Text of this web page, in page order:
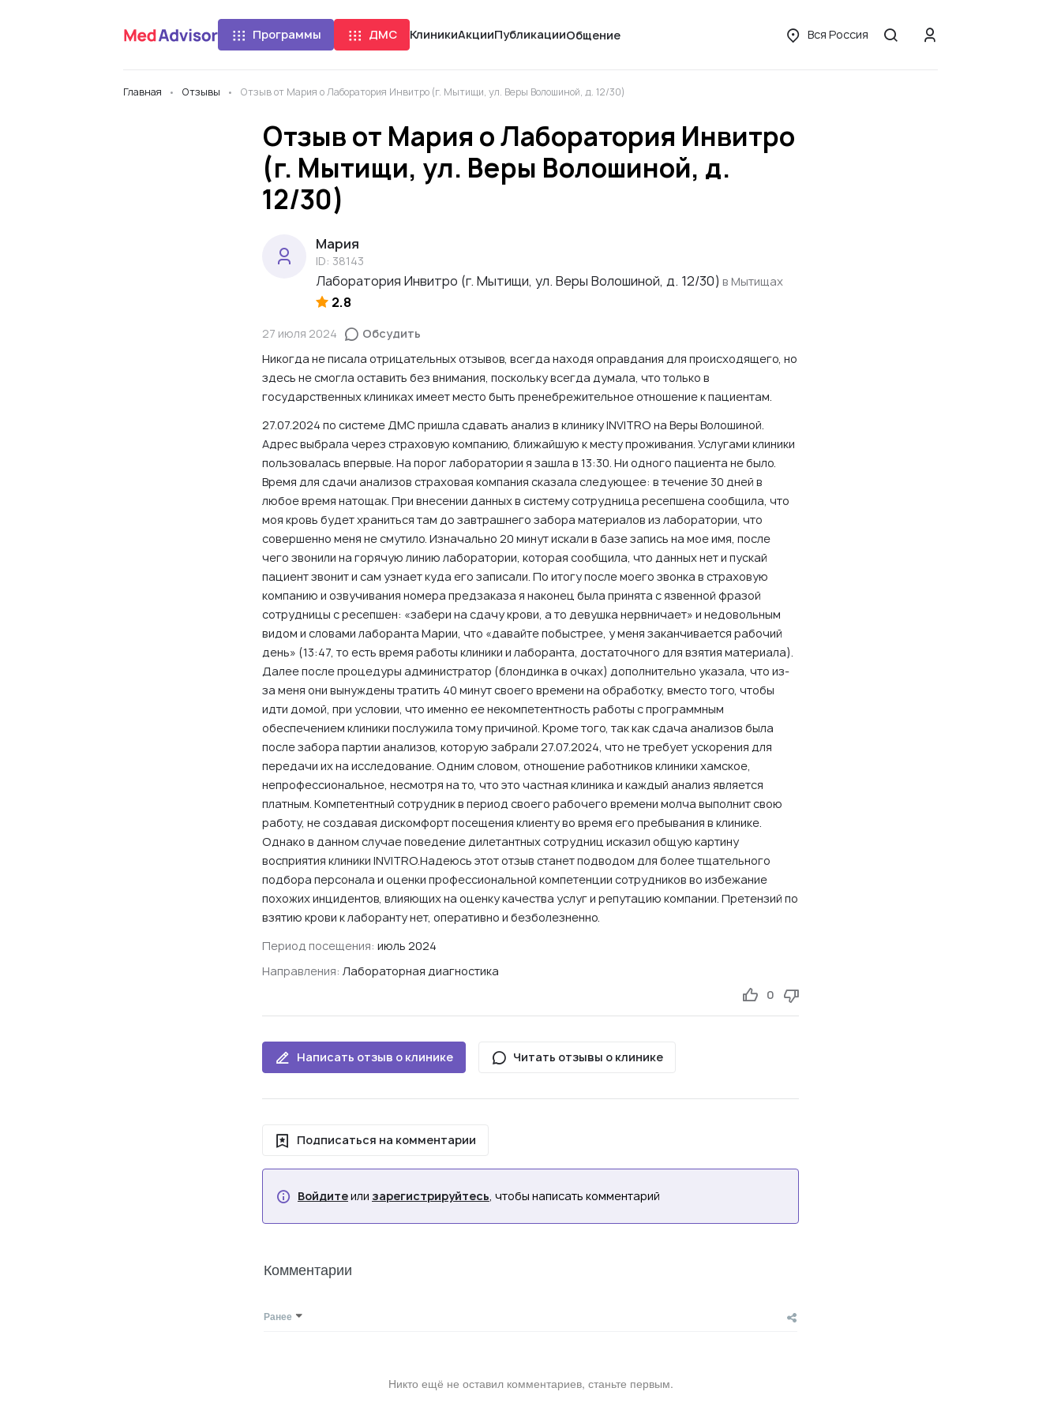
Программы ДМС КлиникиАкцииПубликацииОбщение Вся Россия
Главная Отзывы Отзыв от Мария о Лаборатория Инвитро (г. Мытищи, ул. Веры Волошиной, д. 12/30)
Отзыв от Мария о Лаборатория Инвитро
(г. Мытищи, ул. Веры Волошиной, д.
12/30)
Мария
ID: 38143
Лаборатория Инвитро (г. Мытищи, ул. Веры Волошиной, д. 12/30) в Мытищах
2.8
27 июля 2024
Обсудить
Никогда не писала отрицательных отзывов, всегда находя оправдания для происходящего, но
здесь не смогла оставить без внимания, поскольку всегда думала, что только в
государственных клиниках имеет место быть пренебрежительное отношение к пациентам.
27.07.2024 по системе ДМС пришла сдавать анализ в клинику INVITRO на Веры Волошиной.
Адрес выбрала через страховую компанию, ближайшую к месту проживания. Услугами клиники
пользовалась впервые. На порог лаборатории я зашла в 13:30. Ни одного пациента не было.
Время для сдачи анализов страховая компания сказала следующее: в течение 30 дней в
любое время натощак. При внесении данных в систему сотрудница ресепшена сообщила, что
моя кровь будет храниться там до завтрашнего забора материалов из лаборатории, что
совершенно меня не смутило. Изначально 20 минут искали в базе запись на мое имя, после
чего звонили на горячую линию лаборатории, которая сообщила, что данных нет и пускай
пациент звонит и сам узнает куда его записали. По итогу после моего звонка в страховую
компанию и озвучивания номера предзаказа я наконец была принята с язвенной фразой
сотрудницы с ресепшен: «забери на сдачу крови, а то девушка нервничает» и недовольным
видом и словами лаборанта Марии, что «давайте побыстрее, у меня заканчивается рабочий
день» (13:47, то есть время работы клиники и лаборанта, достаточного для взятия материала).
Далее после процедуры администратор (блондинка в очках) дополнительно указала, что из-
за меня они вынуждены тратить 40 минут своего времени на обработку, вместо того, чтобы
идти домой, при условии, что именно ее некомпетентность работы с программным
обеспечением клиники послужила тому причиной. Кроме того, так как сдача анализов была
после забора партии анализов, которую забрали 27.07.2024, что не требует ускорения для
передачи их на исследование. Одним словом, отношение работников клиники хамское,
непрофессиональное, несмотря на то, что это частная клиника и каждый анализ является
платным. Компетентный сотрудник в период своего рабочего времени молча выполнит свою
работу, не создавая дискомфорт посещения клиенту во время его пребывания в клинике.
Однако в данном случае поведение дилетантных сотрудниц исказил общую картину
восприятия клиники INVITRO.Надеюсь этот отзыв станет подводом для более тщательного
подбора персонала и оценки профессиональной компетенции сотрудников во избежание
похожих инцидентов, влияющих на оценку качества услуг и репутацию компании. Претензий по
взятию крови к лаборанту нет, оперативно и безболезненно.
Период посещения: июль 2024
Направления: Лабораторная диагностика
0
Написать отзыв о клинике Читать отзывы о клинике
Подписаться на комментарии
Войдитеили зарегистрируйтесь, чтобы написать комментарий
Комментарии
Ранее
Никто ещё не оставил комментариев, станьте первым.